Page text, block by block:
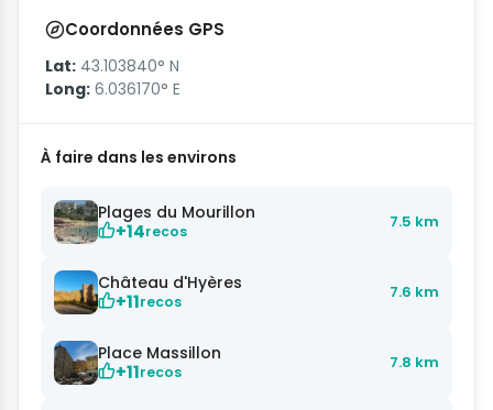
Coordonnées GPS
Lat: 43.103840° N
Long: 6.036170° E
À faire dans les environs
Plages du Mourillon
+14recos 7.5 km
Château d'Hyères
+11recos 7.6 km
Place Massillon
+11recos 7.8 km